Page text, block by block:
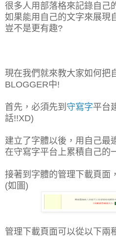
很多人用部落格來記錄自己
如果能用自己的文字來展現
豈不是更有趣?
現在我們就來教大家如何把
BLOGGER中!
首先，必須先到 守寫字平台
話!!XD)
建立了字體以後，用自己最
在守寫字平台上累積自己的
接著到字體的管理下載頁面
(如圖)
管理下載頁面可以從以下兩